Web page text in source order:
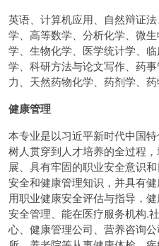
英语、计算机应用、自然辩证
学、高等数学、分析化学、微
学、生物化学、医学统计学、
学、科研方法与论文写作、药
力、天然药物化学、药剂学、
健康管理
本专业是以习近平新时代中国
树人贯穿到人才培养的全过程
展、具有牢固的职业安全意识
安全和健康管理知识，并具有
用职业健康安全评估与指导，
安全管理、能在医疗服务机构.
心、健康管理公司、营养咨询